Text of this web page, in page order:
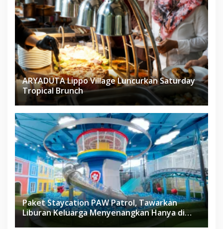
ARYADUTA Lippo Village Luncurkan Saturday
Tropical Brunch
Paket Staycation PAW Patrol, Tawarkan
Liburan Keluarga Menyenangkan Hanya di
Herloom Hotel BSD